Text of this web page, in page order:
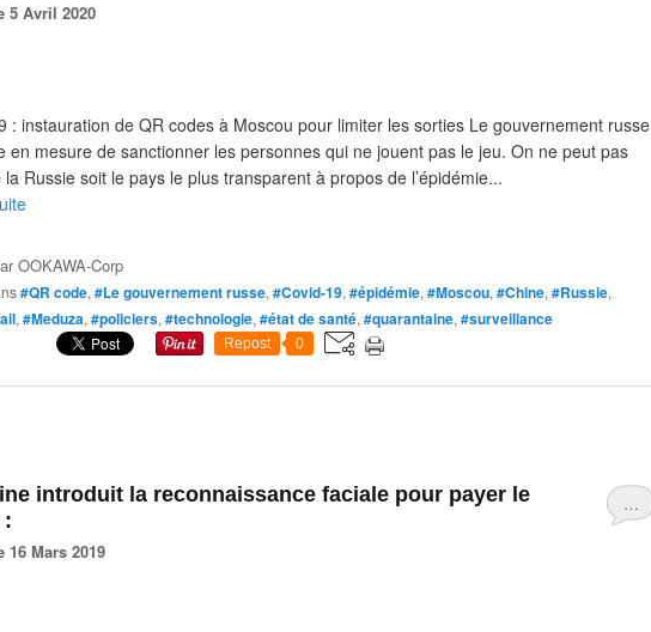
5 Avril 2020
: instauration de QR codes à Moscou pour limiter les sorties Le gouvernement russe
en mesure de sanctionner les personnes qui ne jouent pas le jeu. On ne peut pas
Russie soit le pays le plus transparent à propos de l’épidémie...
OOKAWA-Corp
#QR code, #Le gouvernement russe, #Covid-19, #épidémie, #Moscou, #Chine, #Russie,
, #Meduza, #policiers, #technologie, #état de santé, #quarantaine, #surveillance
Repost 0
…
introduit la reconnaissance faciale pour payer le
:
16 Mars 2019